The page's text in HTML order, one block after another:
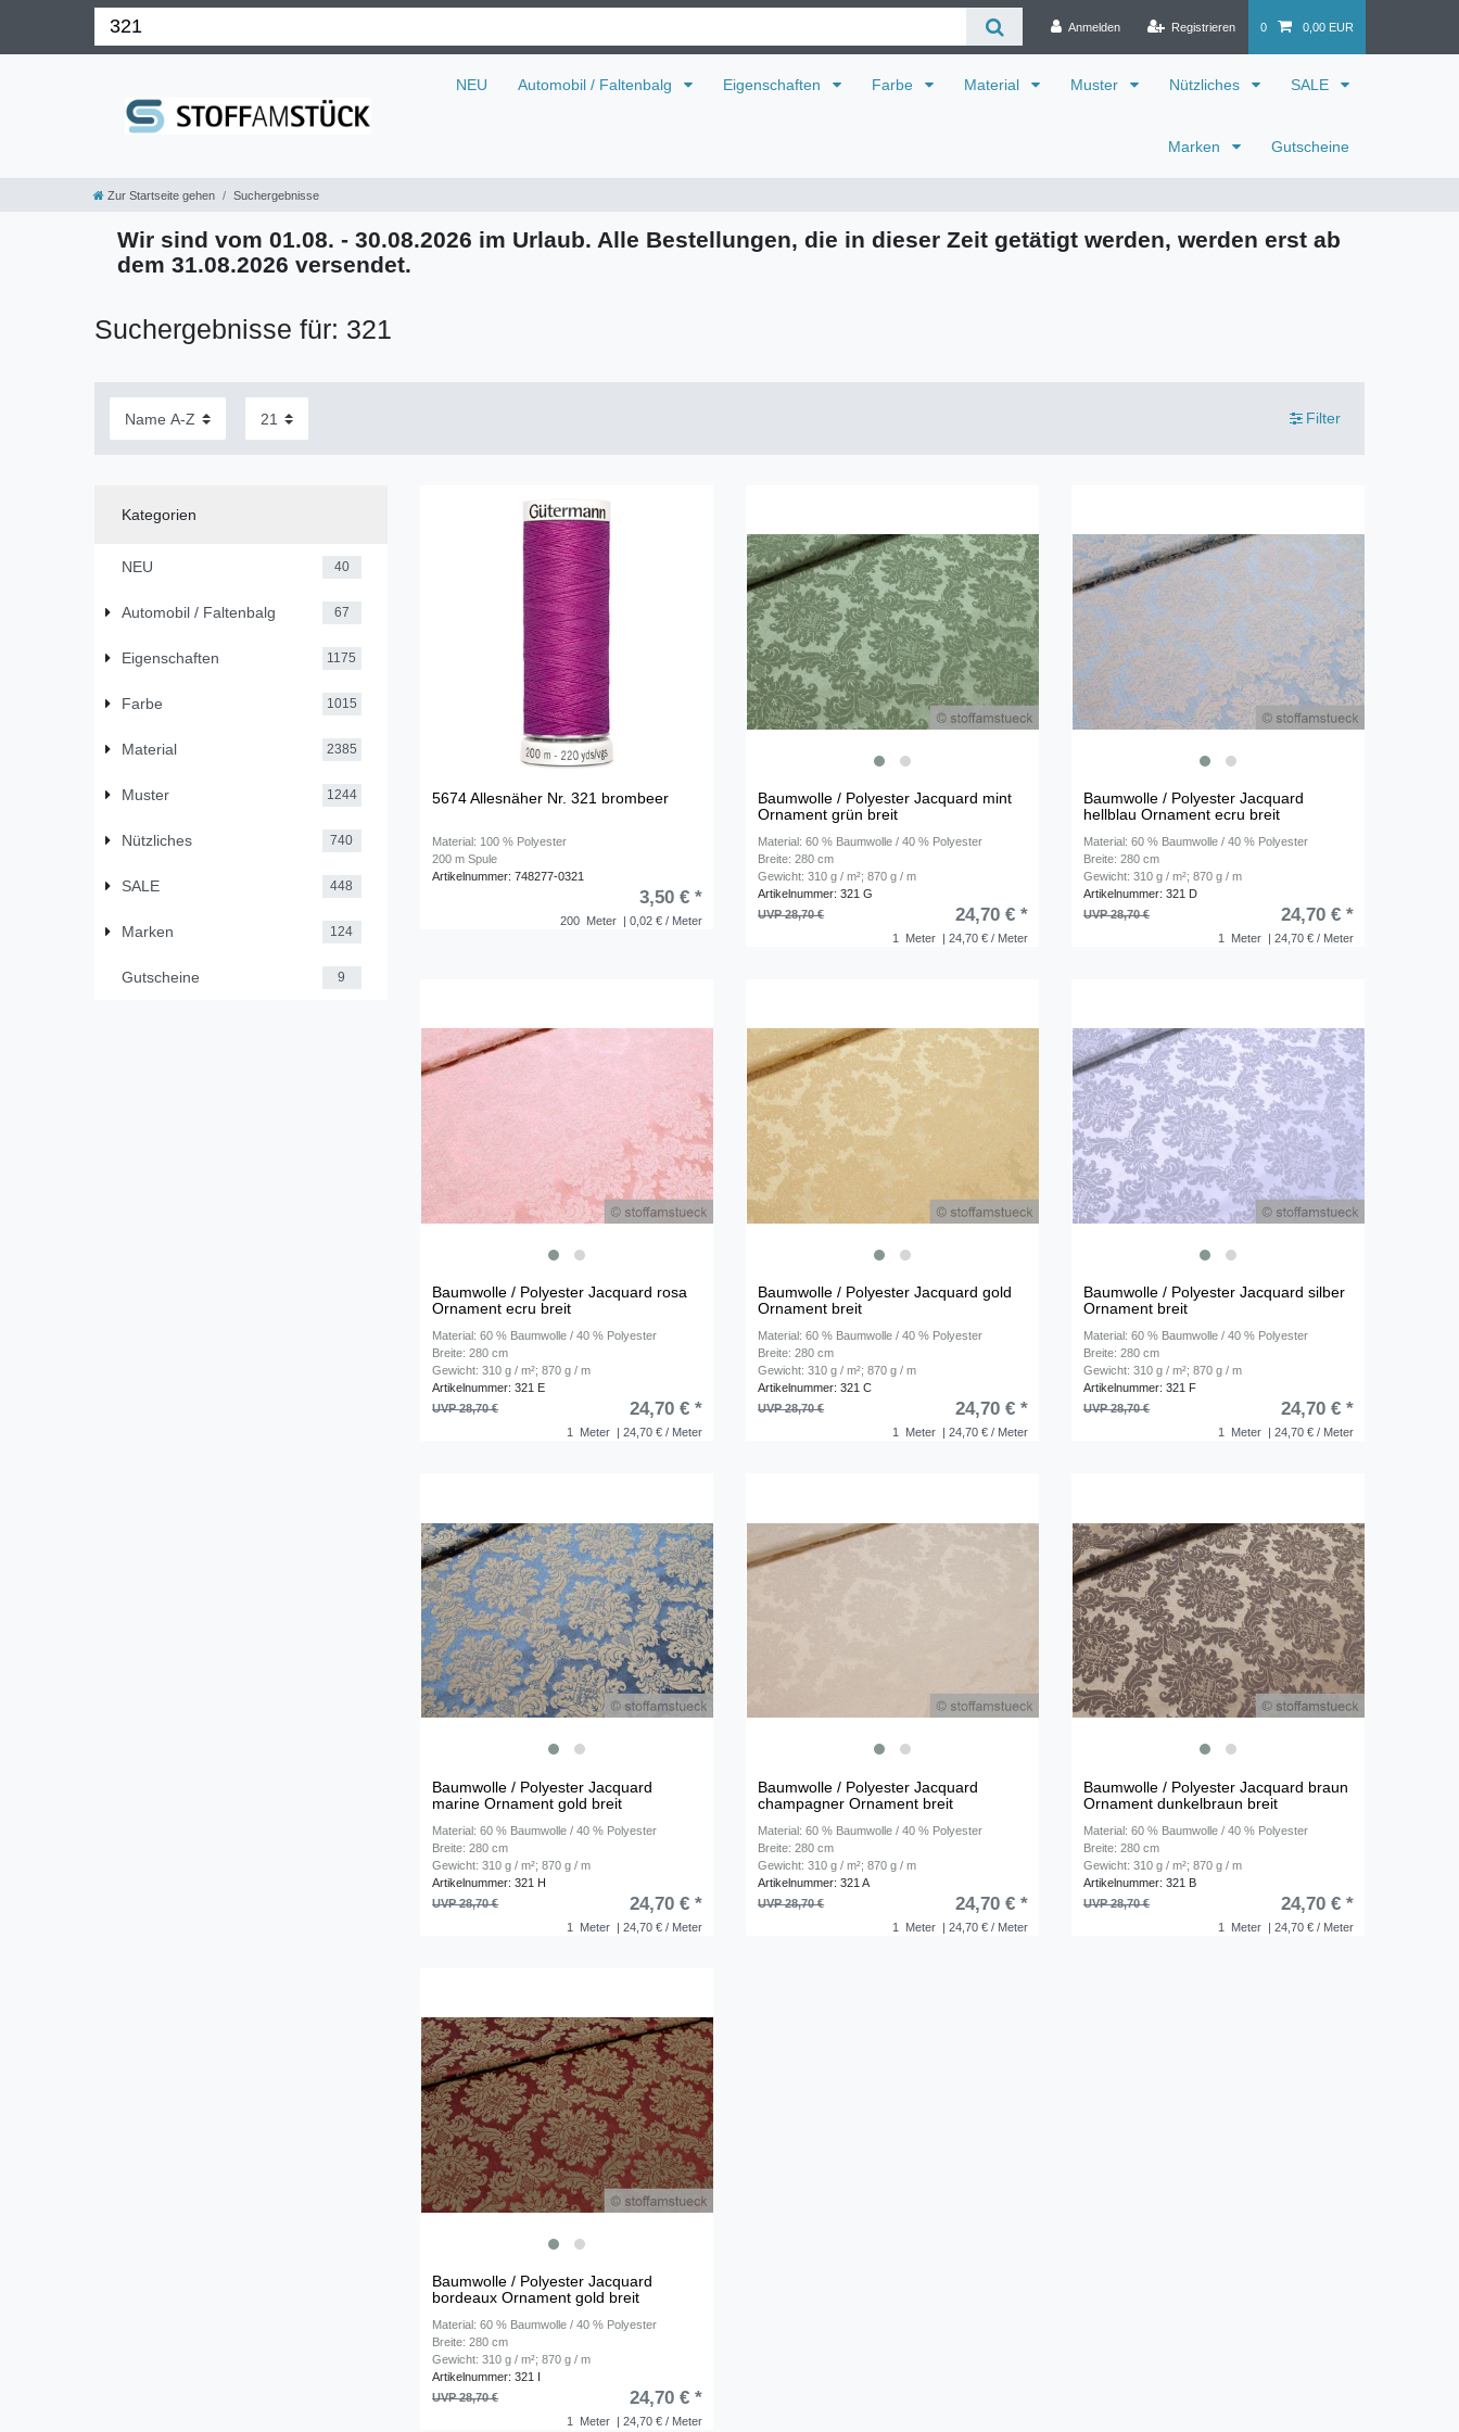
Anmelden Registrieren 0 0,00 EUR
NEU Automobil / Faltenbalg Eigenschaften Farbe Material Muster Nützliches SALE
Marken Gutscheine
Zur Startseite gehen Suchergebnisse
Wir sind vom 01.08. - 30.08.2026 im Urlaub. Alle Bestellungen, die in dieser Zeit getätigt werden, werden erst ab
dem 31.08.2026 versendet.
Suchergebnisse für: 321
Filter
Kategorien
NEU 40
Automobil / Faltenbalg 67
Eigenschaften 1175
Farbe 1015
Material 2385
Muster 1244
Nützliches 740
SALE 448
Marken 124
Gutscheine 9
5674 Allesnäher Nr. 321 brombeer
Material: 100 % Polyester
200 m Spule
Artikelnummer: 748277-0321
200 Meter | 0,02 € / Meter
3,50 € *
Baumwolle / Polyester Jacquard mint
Ornament grün breit
Material: 60 % Baumwolle / 40 % Polyester
Breite: 280 cm
Gewicht: 310 g / m²; 870 g / m
Artikelnummer: 321 G
1 Meter | 24,70 € / Meter
UVP 28,70 € 24,70 € *
Baumwolle / Polyester Jacquard
hellblau Ornament ecru breit
Material: 60 % Baumwolle / 40 % Polyester
Breite: 280 cm
Gewicht: 310 g / m²; 870 g / m
Artikelnummer: 321 D
1 Meter | 24,70 € / Meter
UVP 28,70 € 24,70 € *
Baumwolle / Polyester Jacquard rosa
Ornament ecru breit
Material: 60 % Baumwolle / 40 % Polyester
Breite: 280 cm
Gewicht: 310 g / m²; 870 g / m
Artikelnummer: 321 E
1 Meter | 24,70 € / Meter
UVP 28,70 € 24,70 € *
Baumwolle / Polyester Jacquard gold
Ornament breit
Material: 60 % Baumwolle / 40 % Polyester
Breite: 280 cm
Gewicht: 310 g / m²; 870 g / m
Artikelnummer: 321 C
1 Meter | 24,70 € / Meter
UVP 28,70 € 24,70 € *
Baumwolle / Polyester Jacquard silber
Ornament breit
Material: 60 % Baumwolle / 40 % Polyester
Breite: 280 cm
Gewicht: 310 g / m²; 870 g / m
Artikelnummer: 321 F
1 Meter | 24,70 € / Meter
UVP 28,70 € 24,70 € *
Baumwolle / Polyester Jacquard
marine Ornament gold breit
Material: 60 % Baumwolle / 40 % Polyester
Breite: 280 cm
Gewicht: 310 g / m²; 870 g / m
Artikelnummer: 321 H
1 Meter | 24,70 € / Meter
UVP 28,70 € 24,70 € *
Baumwolle / Polyester Jacquard
champagner Ornament breit
Material: 60 % Baumwolle / 40 % Polyester
Breite: 280 cm
Gewicht: 310 g / m²; 870 g / m
Artikelnummer: 321 A
1 Meter | 24,70 € / Meter
UVP 28,70 € 24,70 € *
Baumwolle / Polyester Jacquard braun
Ornament dunkelbraun breit
Material: 60 % Baumwolle / 40 % Polyester
Breite: 280 cm
Gewicht: 310 g / m²; 870 g / m
Artikelnummer: 321 B
1 Meter | 24,70 € / Meter
UVP 28,70 € 24,70 € *
Baumwolle / Polyester Jacquard
bordeaux Ornament gold breit
Material: 60 % Baumwolle / 40 % Polyester
Breite: 280 cm
Gewicht: 310 g / m²; 870 g / m
Artikelnummer: 321 I
1 Meter | 24,70 € / Meter
UVP 28,70 € 24,70 € *